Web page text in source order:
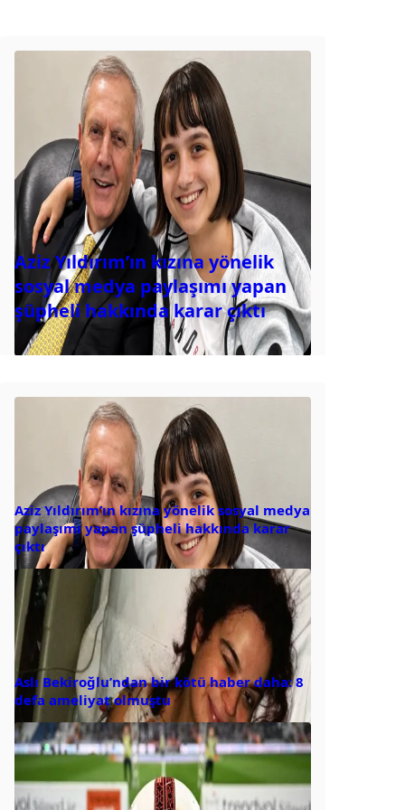
Aziz Yıldırım’ın kızına yönelik
sosyal medya paylaşımı yapan
şüpheli hakkında karar çıktı
Aziz Yıldırım’ın kızına yönelik sosyal medya
paylaşımı yapan şüpheli hakkında karar
çıktı
Aslı Bekiroğlu’ndan bir kötü haber daha: 8
defa ameliyat olmuştu